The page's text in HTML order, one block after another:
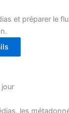
et préparer le
jour
les